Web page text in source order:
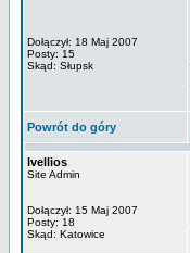
Dołączył: 18 Maj 2007
Posty: 15
Skąd: Słupsk
Powrót do góry
Ivellios
Site Admin
Dołączył: 15 Maj 2007
Posty: 18
Skąd: Katowice